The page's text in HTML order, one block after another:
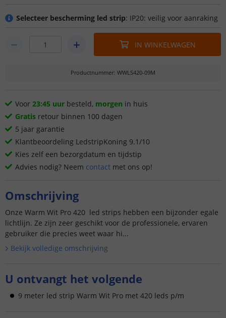
Selecteer bescherming led strip: IP20: veilig voor aanraking
IN WINKELWAGEN
Productnummer: WWLS420-09M
Voor 23:45 uur besteld, morgen in huis
Gratis retour binnen 100 dagen
5 jaar garantie
Klantbeoordeling LedstripKoning 9.1/10
Kies zelf een bezorgdatum en tijdstip
Advies nodig? Neem contact met ons op!
Omschrijving
Onze Warm Wit Pro 420 led strips hebben een bijzonder egale
lichtlijn. Ze zijn zeer geschikt voor de professionele, ervaren
gebruiker die precies weet waar hi...
Bekijk volledige omschrijving
U ontvangt het volgende
9 meter led strip Warm Wit Pro met 420 leds p/m